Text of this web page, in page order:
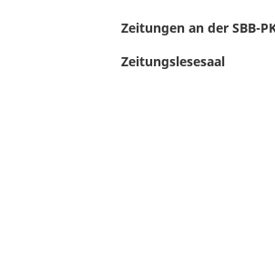
Zeitungen an der SBB-
Zeitungslesesaal